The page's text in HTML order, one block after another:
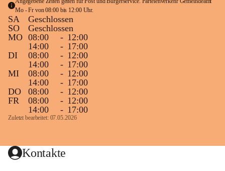
Mo - Fr von 08:00 bis 12:00 Uhr.
SA
Geschlossen
SO
Geschlossen
MO 08:00 - 12:00
14:00
- 17:00
DI
08:00 - 12:00
14:00
- 17:00
MI
08:00 - 12:00
14:00
- 17:00
DO
08:00 - 12:00
FR
08:00 - 12:00
14:00
- 17:00
Zuletzt bearbeitet: 07.05.2026
Kontakte